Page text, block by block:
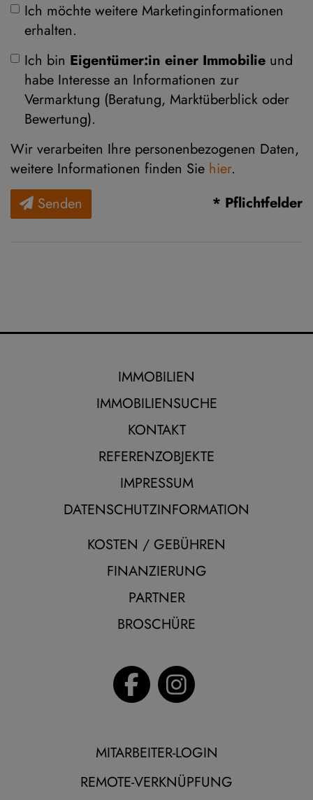
Ich möchte weitere Marketinginformationen
erhalten.
Ich bin Eigentümer:in einer Immobilie und
habe Interesse an Informationen zur
Vermarktung (Beratung, Marktüberblick oder
Bewertung).
Wir verarbeiten Ihre personenbezogenen Daten,
weitere Informationen finden Sie hier.
Senden
* Pflichtfelder
IMMOBILIEN
IMMOBILIENSUCHE
KONTAKT
REFERENZOBJEKTE
IMPRESSUM
DATENSCHUTZINFORMATION
KOSTEN / GEBÜHREN
FINANZIERUNG
PARTNER
BROSCHÜRE
MITARBEITER-LOGIN
REMOTE-VERKNÜPFUNG